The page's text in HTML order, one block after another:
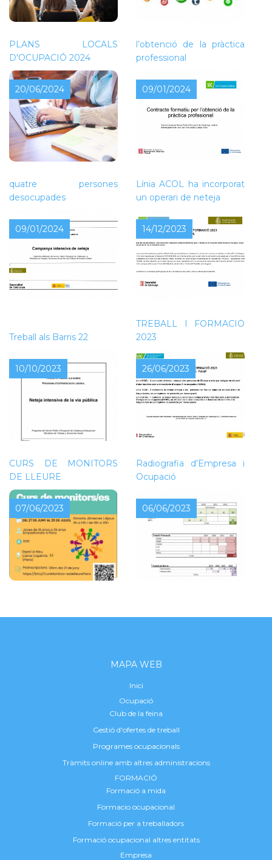
20/06/2024
PLANS LOCALS
D'OCUPACIÓ 2024
09/01/2024
l’obtenció de la pràctica
professional
09/01/2024
L’Ajuntament de Piera ha
rebut una subvenció que
quatre persones
desocupades
14/12/2023
dins de la convocatòria
Línia ACOL ha incorporat
un operari de neteja
10/10/2023
Treball als Barris 22
26/06/2023
TREBALL I FORMACIÓ
2023
07/06/2023
CURS DE MONITORS
DE LLEURE
06/06/2023
Radiografia d'Empresa i
Ocupació
MAPA WEB
Inici
Ocupació
Club de la feina
Gestió d'ofertes de treball
Programes ocupacionals
Tràmits online amb altres administracions
FORMACIÓ
Formació a mida
Formacio ocupacional
Formació per a treballadors
Formació ocupacional altres entitats
Empresa